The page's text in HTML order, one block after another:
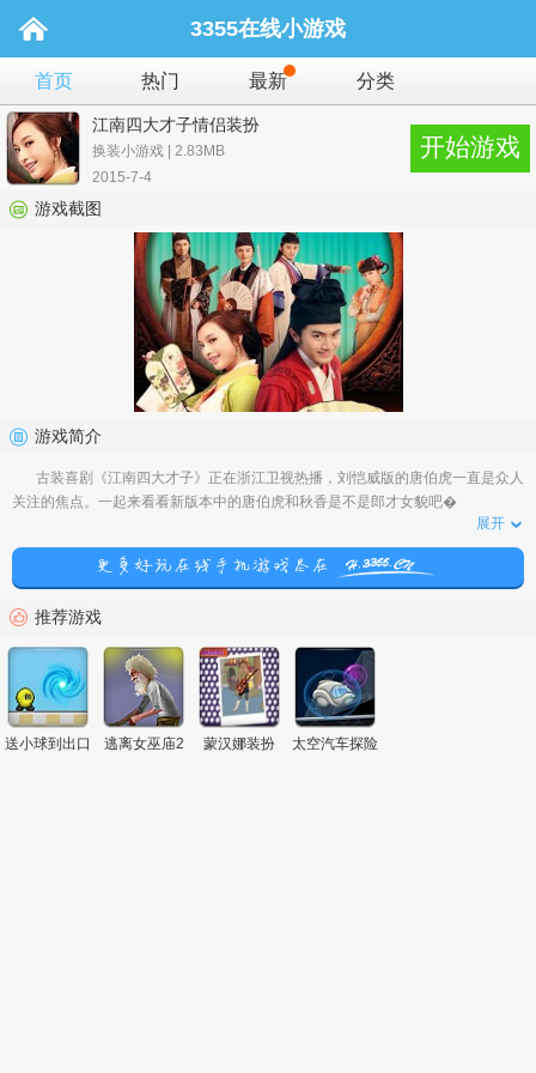
3355在线小游戏
首页 热门 最新 分类
江南四大才子情侣装扮
换装小游戏 | 2.83MB
2015-7-4
开始游戏
游戏截图
游戏简介
古装喜剧《江南四大才子》正在浙江卫视热播，刘恺威版的唐伯虎一直是众人
关注的焦点。一起来看看新版本中的唐伯虎和秋香是不是郎才女貌吧�
展开
推荐游戏
送小球到出口 逃离女巫庙2 蒙汉娜装扮 太空汽车探险